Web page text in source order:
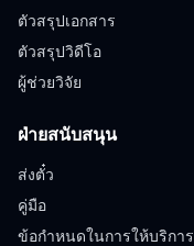
ตัวสรุปเอกสาร
ตัวสรุปวิดีโอ
ผู้ช่วยวิจัย
ฝ่ายสนับสนุน
ส่งตั๋ว
คู่มือ
ข้อกำหนดในการให้บริการ